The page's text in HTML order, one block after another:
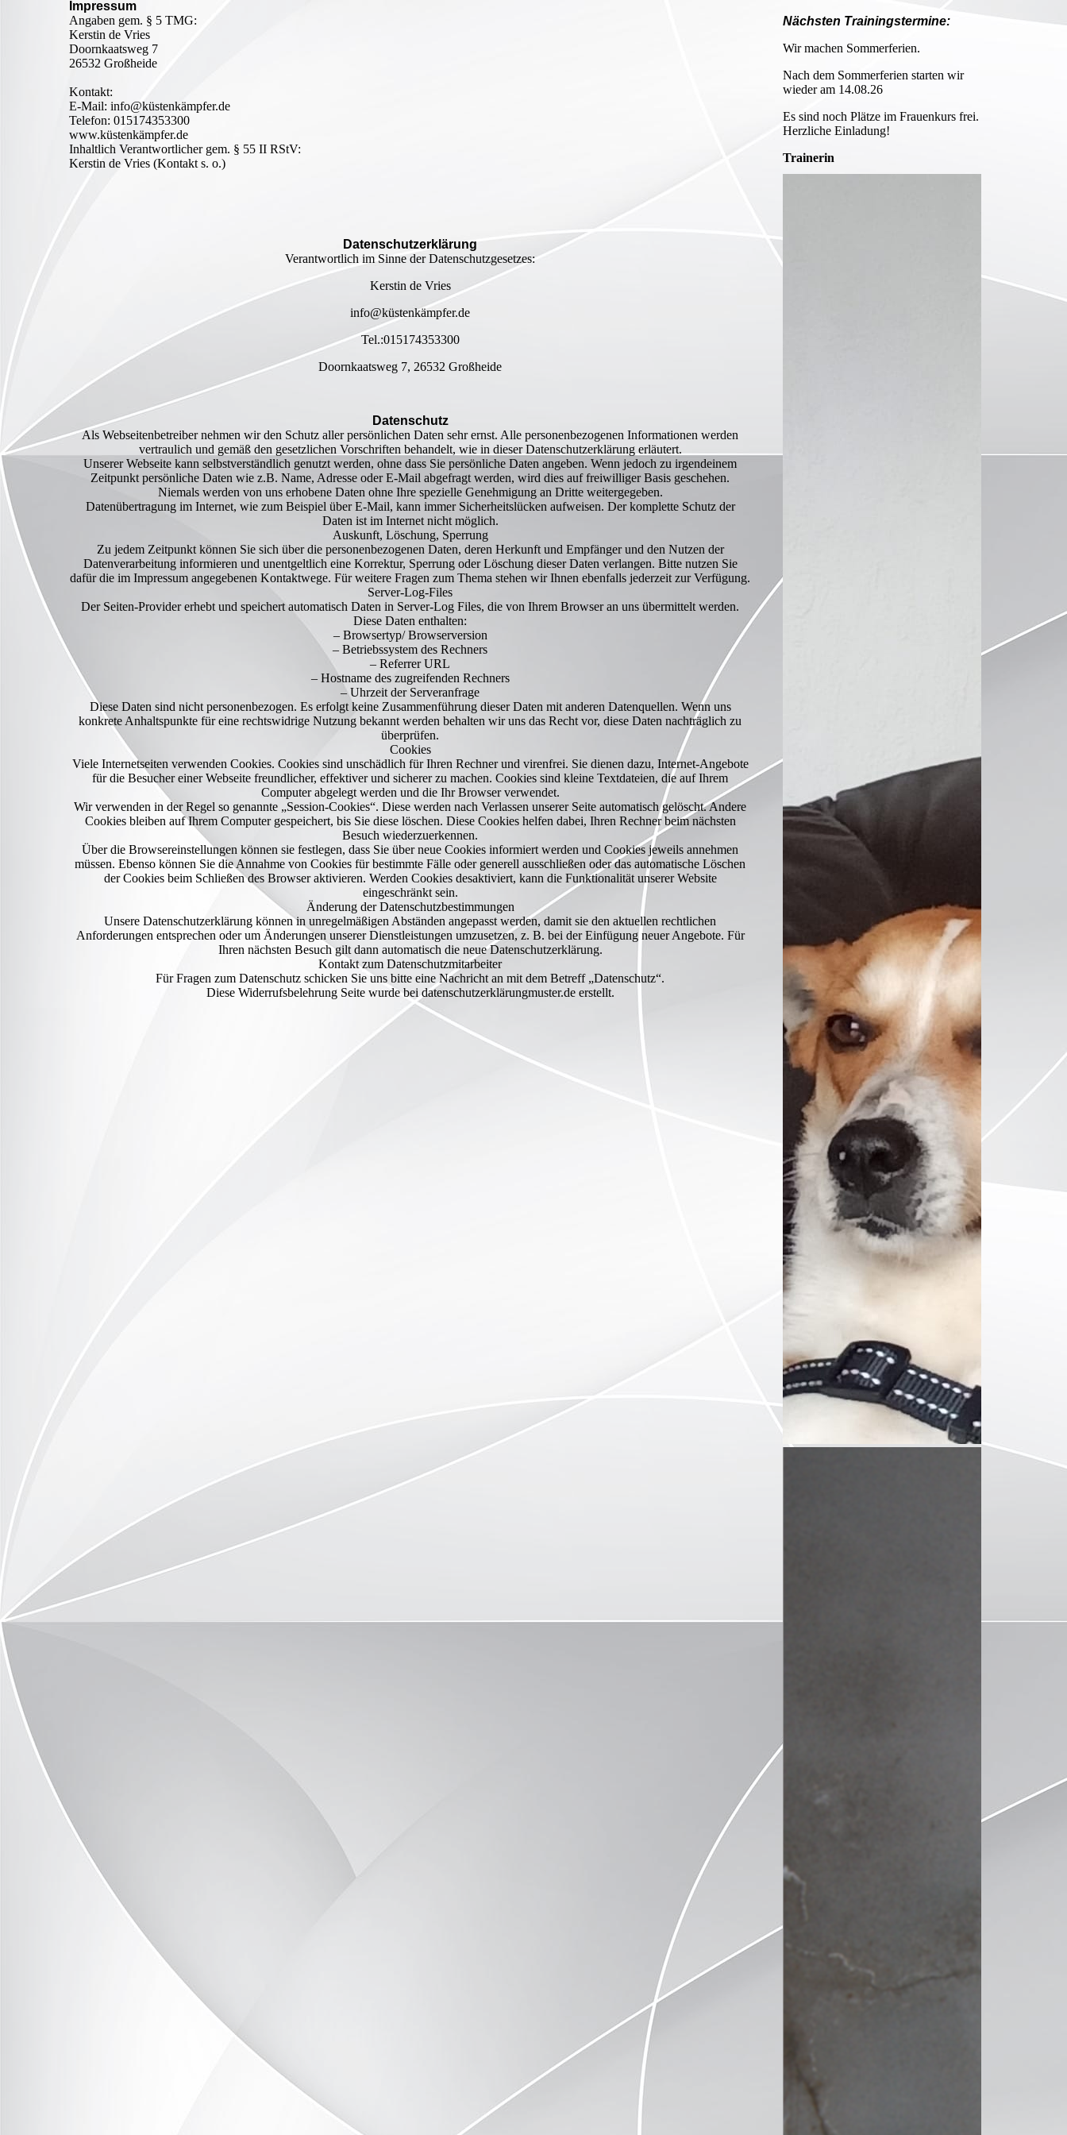
Impressum
Angaben gem. § 5 TMG:
Kerstin de Vries
Doornkaatsweg 7
26532 Großheide
Kontakt:
E-Mail: info@küstenkämpfer.de
Telefon: 015174353300
www.küstenkämpfer.de
Inhaltlich Verantwortlicher gem. § 55 II RStV:
Kerstin de Vries (Kontakt s. o.)
Datenschutzerklärung
Verantwortlich im Sinne der Datenschutzgesetzes:
Kerstin de Vries
info@küstenkämpfer.de
Tel.:015174353300
Doornkaatsweg 7, 26532 Großheide
Datenschutz
Als Webseitenbetreiber nehmen wir den Schutz aller persönlichen Daten sehr ernst. Alle personenbezogenen Informationen werden
vertraulich und gemäß den gesetzlichen Vorschriften behandelt, wie in dieser Datenschutzerklärung erläutert.
Unserer Webseite kann selbstverständlich genutzt werden, ohne dass Sie persönliche Daten angeben. Wenn jedoch zu irgendeinem
Zeitpunkt persönliche Daten wie z.B. Name, Adresse oder E-Mail abgefragt werden, wird dies auf freiwilliger Basis geschehen.
Niemals werden von uns erhobene Daten ohne Ihre spezielle Genehmigung an Dritte weitergegeben.
Datenübertragung im Internet, wie zum Beispiel über E-Mail, kann immer Sicherheitslücken aufweisen. Der komplette Schutz der
Daten ist im Internet nicht möglich.
Auskunft, Löschung, Sperrung
Zu jedem Zeitpunkt können Sie sich über die personenbezogenen Daten, deren Herkunft und Empfänger und den Nutzen der
Datenverarbeitung informieren und unentgeltlich eine Korrektur, Sperrung oder Löschung dieser Daten verlangen. Bitte nutzen Sie
dafür die im Impressum angegebenen Kontaktwege. Für weitere Fragen zum Thema stehen wir Ihnen ebenfalls jederzeit zur Verfügung.
Server-Log-Files
Der Seiten-Provider erhebt und speichert automatisch Daten in Server-Log Files, die von Ihrem Browser an uns übermittelt werden.
Diese Daten enthalten:
– Browsertyp/ Browserversion
– Betriebssystem des Rechners
– Referrer URL
– Hostname des zugreifenden Rechners
– Uhrzeit der Serveranfrage
Diese Daten sind nicht personenbezogen. Es erfolgt keine Zusammenführung dieser Daten mit anderen Datenquellen. Wenn uns
konkrete Anhaltspunkte für eine rechtswidrige Nutzung bekannt werden behalten wir uns das Recht vor, diese Daten nachträglich zu
überprüfen.
Cookies
Viele Internetseiten verwenden Cookies. Cookies sind unschädlich für Ihren Rechner und virenfrei. Sie dienen dazu, Internet-Angebote
für die Besucher einer Webseite freundlicher, effektiver und sicherer zu machen. Cookies sind kleine Textdateien, die auf Ihrem
Computer abgelegt werden und die Ihr Browser verwendet.
Wir verwenden in der Regel so genannte „Session-Cookies“. Diese werden nach Verlassen unserer Seite automatisch gelöscht. Andere
Cookies bleiben auf Ihrem Computer gespeichert, bis Sie diese löschen. Diese Cookies helfen dabei, Ihren Rechner beim nächsten
Besuch wiederzuerkennen.
Über die Browsereinstellungen können sie festlegen, dass Sie über neue Cookies informiert werden und Cookies jeweils annehmen
müssen. Ebenso können Sie die Annahme von Cookies für bestimmte Fälle oder generell ausschließen oder das automatische Löschen
der Cookies beim Schließen des Browser aktivieren. Werden Cookies desaktiviert, kann die Funktionalität unserer Website
eingeschränkt sein.
Änderung der Datenschutzbestimmungen
Unsere Datenschutzerklärung können in unregelmäßigen Abständen angepasst werden, damit sie den aktuellen rechtlichen
Anforderungen entsprechen oder um Änderungen unserer Dienstleistungen umzusetzen, z. B. bei der Einfügung neuer Angebote. Für
Ihren nächsten Besuch gilt dann automatisch die neue Datenschutzerklärung.
Kontakt zum Datenschutzmitarbeiter
Für Fragen zum Datenschutz schicken Sie uns bitte eine Nachricht an mit dem Betreff „Datenschutz“.
Diese Widerrufsbelehrung Seite wurde bei datenschutzerklärungmuster.de erstellt.
Nächsten Trainingstermine:
Wir machen Sommerferien.
Nach dem Sommerferien starten wir
wieder am 14.08.26
Es sind noch Plätze im Frauenkurs frei.
Herzliche Einladung!
Trainerin